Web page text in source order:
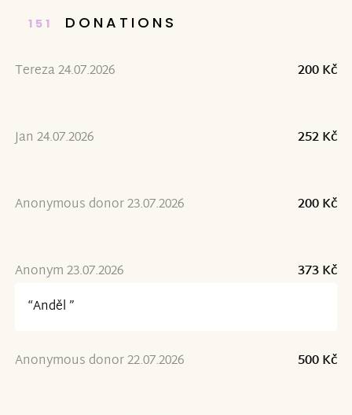
151 DONATIONS
Tereza 24.07.2026 200 Kč
Jan 24.07.2026 252 Kč
Anonymous donor 23.07.2026 200 Kč
Anonym 23.07.2026
373 Kč
“Anděl ”
Anonymous donor 22.07.2026 500 Kč